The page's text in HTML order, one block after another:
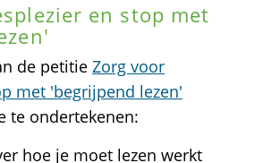
en stop met
de petitie Zorg voor
met 'begrijpend lezen'
te ondertekenen:
hoe je moet lezen werkt